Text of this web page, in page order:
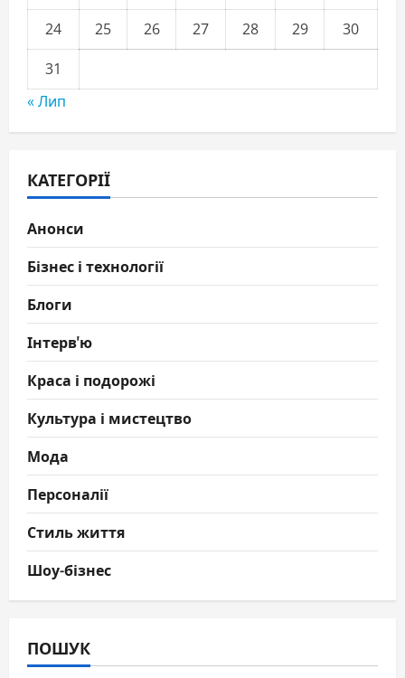
24
25 26 27 28 29
30
31
« Лип
КАТЕГОРІЇ
Анонси
Бізнес і технології
Блоги
Інтерв'ю
Краса і подорожі
Культура і мистецтво
Мода
Персоналії
Стиль життя
Шоу-бізнес
ПОШУК